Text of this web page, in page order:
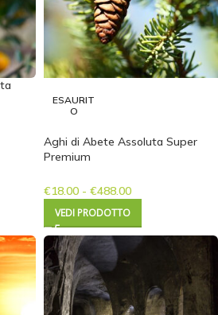
ESAURIT
O
Aghi di Abete Assoluta Super
Premium
€18.00 - €488.00
VEDI PRODOTTO